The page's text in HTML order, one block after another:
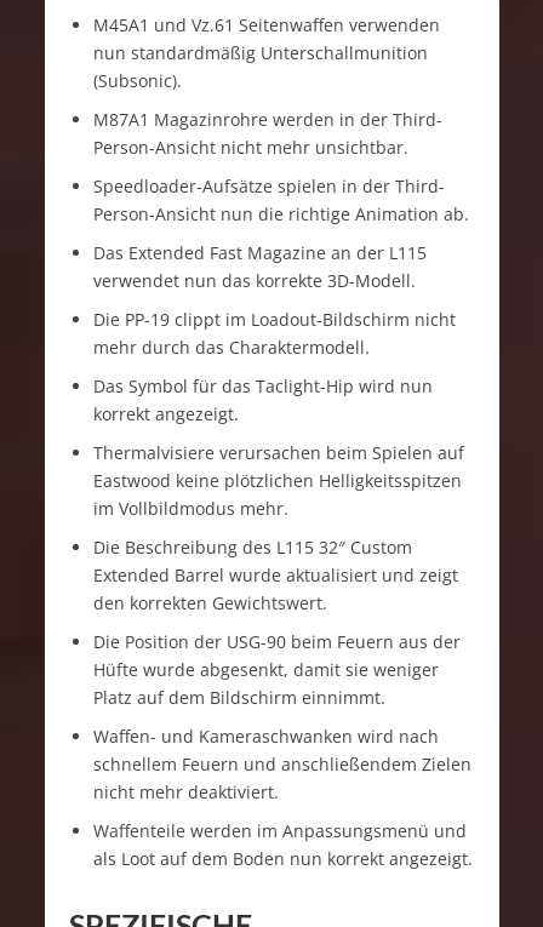
M45A1 und Vz.61 Seitenwaffen verwenden
nun standardmäßig Unterschallmunition
(Subsonic).
M87A1 Magazinrohre werden in der Third-
Person-Ansicht nicht mehr unsichtbar.
Speedloader-Aufsätze spielen in der Third-
Person-Ansicht nun die richtige Animation ab.
Das Extended Fast Magazine an der L115
verwendet nun das korrekte 3D-Modell.
Die PP-19 clippt im Loadout-Bildschirm nicht
mehr durch das Charaktermodell.
Das Symbol für das Taclight-Hip wird nun
korrekt angezeigt.
Thermalvisiere verursachen beim Spielen auf
Eastwood keine plötzlichen Helligkeitsspitzen
im Vollbildmodus mehr.
Die Beschreibung des L115 32″ Custom
Extended Barrel wurde aktualisiert und zeigt
den korrekten Gewichtswert.
Die Position der USG-90 beim Feuern aus der
Hüfte wurde abgesenkt, damit sie weniger
Platz auf dem Bildschirm einnimmt.
Waffen- und Kameraschwanken wird nach
schnellem Feuern und anschließendem Zielen
nicht mehr deaktiviert.
Waffenteile werden im Anpassungsmenü und
als Loot auf dem Boden nun korrekt angezeigt.